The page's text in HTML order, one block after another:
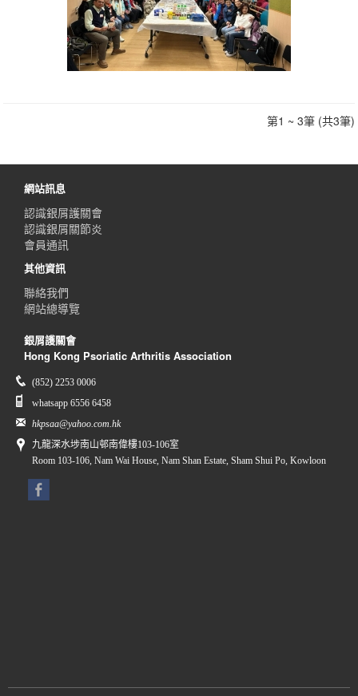
第1 ~ 3筆 (共3筆)
網站訊息
認識銀屑護關會
認識銀屑關節炎
會員通訊
其他資訊
聯絡我們
網站總導覽
銀屑護關會
Hong Kong Psoriatic Arthritis Association
(852) 2253 0006
whatsapp 6556 6458
hkpsaa@yahoo.com.hk
九龍深水埗南山邨南偉樓103-106室
Room 103-106, Nam Wai House, Nam Shan Estate, Sham Shui Po, Kowloon